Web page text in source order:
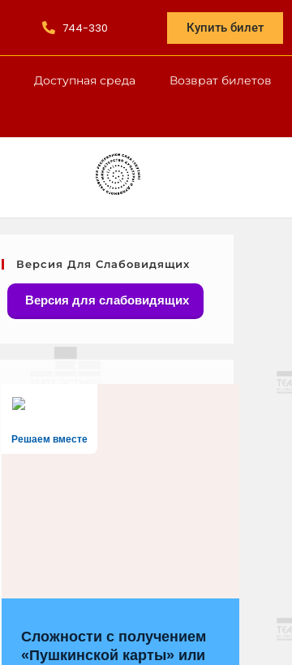
744-330 Купить билет
Доступная среда Возврат билетов
Версия Для Слабовидящих
Версия для слабовидящих
Решаем вместе
Сложности с получением
«Пушкинской карты» или